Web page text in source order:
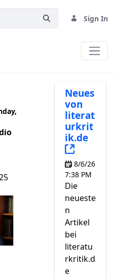
Sign In
Neues
von
literat
urkrit
ik.de
(Opens
8/6/26
7:38 PM
Die
neueste
n
Artikel
bei
literatu
rkritik.d
e